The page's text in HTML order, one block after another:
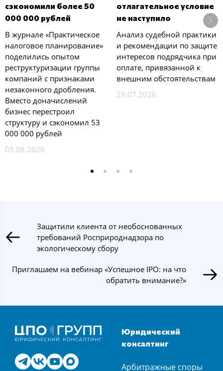
сэкономили более 50
000 000 рублей
В журнале «Практическое
налоговое планирование»
поделились опытом
реструктуризации группы
компаний с признаками
незаконного дробления.
Вместо доначислений
бизнес перестроил
структуру и сэкономил 53
000 000 рублей
05.08.2026
отлагательное условие
не наступило
Анализ судебной практики
и рекомендации по защите
интересов подрядчика при
оплате, привязанной к
внешним обстоятельствам
29.07.2026
Защитили клиента от необоснованных
требований Росприроднадзора по
экологическому сбору
Приглашаем на вебинар «Успешное IPO: на что
обратить внимание?»
Юридический
консалтинг
Арбитражные споры